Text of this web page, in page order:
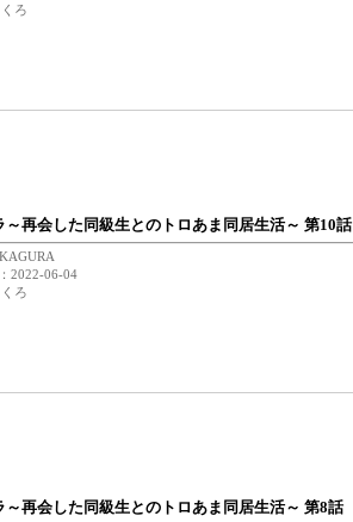
ろ
～再会した同級生とのトロあま同居生活～ 第10話
2022-06-04
ろ
～再会した同級生とのトロあま同居生活～ 第8話